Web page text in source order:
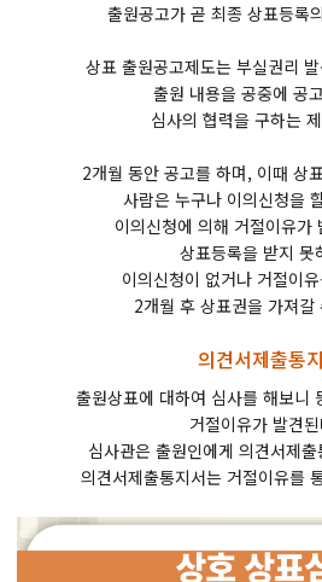
출원공고가 곧 최종 상표등록
상표 출원공고제도는 부실권리
출원 내용을 공중에 공
심사의 협력을 구하는
2개월 동안 공고를 하며, 이때 상
사람은 누구나 이의신청을
이의신청에 의해 거절이유가
상표등록을 받지 못
이의신청이 없거나 거절이
2개월 후 상표권을 가져갈
의견서제출통
출원상표에 대하여 심사를 해보니
거절이유가 발견
심사관은 출원인에게 의견서제
의견서제출통지서는 거절이유를